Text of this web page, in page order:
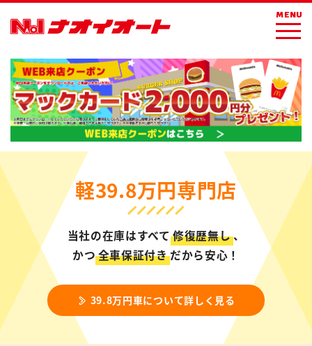
MENU
軽39.8万円専門店
当社の在庫はすべて 修復歴無し、
かつ全車保証付きだから安心！
39.8万円車について詳しく見る